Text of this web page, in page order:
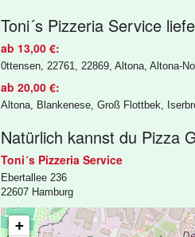
Toni´s Pizzeria Service
ab 13,00 €:
0ttensen, 22761, 22869, Altona, Altona-
ab 20,00 €:
Altona, Blankenese, Groß Flottbek,
Natürlich kannst du Pizza
Toni´s Pizzeria Service
Ebertallee 236
22607 Hamburg
+